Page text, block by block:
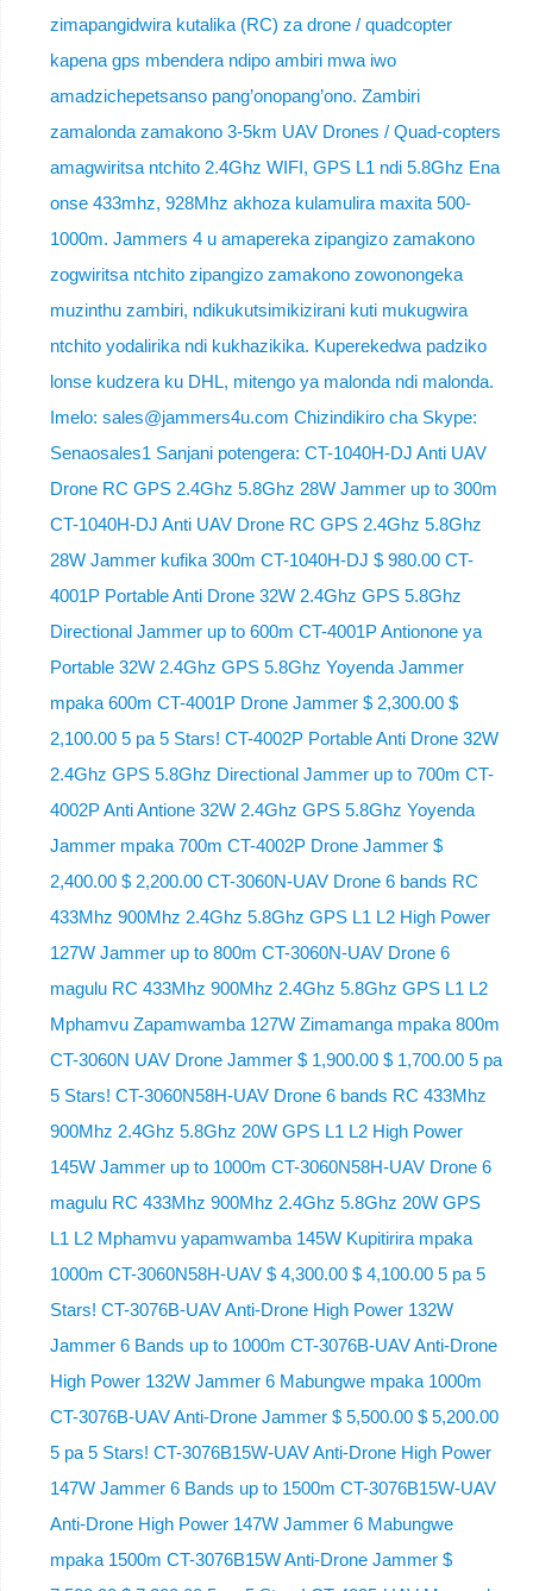
zimapangidwira kutalika (RC) za drone / quadcopter
kapena gps mbendera ndipo ambiri mwa iwo
amadzichepetsanso pang’onopang’ono. Zambiri
zamalonda zamakono 3-5km UAV Drones / Quad-copters
amagwiritsa ntchito 2.4Ghz WIFI, GPS L1 ndi 5.8Ghz Ena
onse 433mhz, 928Mhz akhoza kulamulira maxita 500-
1000m. Jammers 4 u amapereka zipangizo zamakono
zogwiritsa ntchito zipangizo zamakono zowonongeka
muzinthu zambiri, ndikukutsimikizirani kuti mukugwira
ntchito yodalirika ndi kukhazikika. Kuperekedwa padziko
lonse kudzera ku DHL, mitengo ya malonda ndi malonda.
Imelo: sales@jammers4u.com Chizindikiro cha Skype:
Senaosales1 Sanjani potengera: CT-1040H-DJ Anti UAV
Drone RC GPS 2.4Ghz 5.8Ghz 28W Jammer up to 300m
CT-1040H-DJ Anti UAV Drone RC GPS 2.4Ghz 5.8Ghz
28W Jammer kufika 300m CT-1040H-DJ $ 980.00 CT-
4001P Portable Anti Drone 32W 2.4Ghz GPS 5.8Ghz
Directional Jammer up to 600m CT-4001P Antionone ya
Portable 32W 2.4Ghz GPS 5.8Ghz Yoyenda Jammer
mpaka 600m CT-4001P Drone Jammer $ 2,300.00 $
2,100.00 5 pa 5 Stars! CT-4002P Portable Anti Drone 32W
2.4Ghz GPS 5.8Ghz Directional Jammer up to 700m CT-
4002P Anti Antione 32W 2.4Ghz GPS 5.8Ghz Yoyenda
Jammer mpaka 700m CT-4002P Drone Jammer $
2,400.00 $ 2,200.00 CT-3060N-UAV Drone 6 bands RC
433Mhz 900Mhz 2.4Ghz 5.8Ghz GPS L1 L2 High Power
127W Jammer up to 800m CT-3060N-UAV Drone 6
magulu RC 433Mhz 900Mhz 2.4Ghz 5.8Ghz GPS L1 L2
Mphamvu Zapamwamba 127W Zimamanga mpaka 800m
CT-3060N UAV Drone Jammer $ 1,900.00 $ 1,700.00 5 pa
5 Stars! CT-3060N58H-UAV Drone 6 bands RC 433Mhz
900Mhz 2.4Ghz 5.8Ghz 20W GPS L1 L2 High Power
145W Jammer up to 1000m CT-3060N58H-UAV Drone 6
magulu RC 433Mhz 900Mhz 2.4Ghz 5.8Ghz 20W GPS
L1 L2 Mphamvu yapamwamba 145W Kupitirira mpaka
1000m CT-3060N58H-UAV $ 4,300.00 $ 4,100.00 5 pa 5
Stars! CT-3076B-UAV Anti-Drone High Power 132W
Jammer 6 Bands up to 1000m CT-3076B-UAV Anti-Drone
High Power 132W Jammer 6 Mabungwe mpaka 1000m
CT-3076B-UAV Anti-Drone Jammer $ 5,500.00 $ 5,200.00
5 pa 5 Stars! CT-3076B15W-UAV Anti-Drone High Power
147W Jammer 6 Bands up to 1500m CT-3076B15W-UAV
Anti-Drone High Power 147W Jammer 6 Mabungwe
mpaka 1500m CT-3076B15W Anti-Drone Jammer $